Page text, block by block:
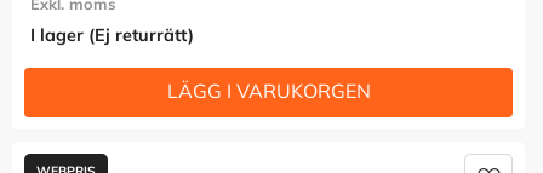
I lager (Ej returrätt)